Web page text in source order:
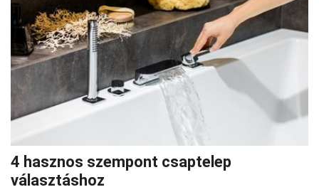
4 hasznos szempont csaptelep
választáshoz